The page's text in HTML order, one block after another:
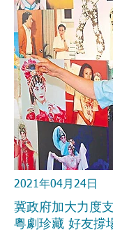
2021年04月24日
冀政府加大力度
粵劇珍藏 好友撐